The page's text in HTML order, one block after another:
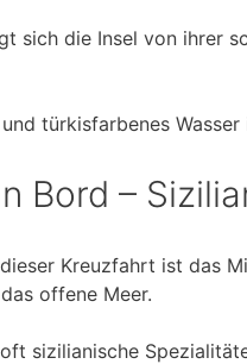
sich die Insel von ihrer
türkisfarbenes
Bord –
Kreuzfahrt ist das
offene Meer.
sizilianische